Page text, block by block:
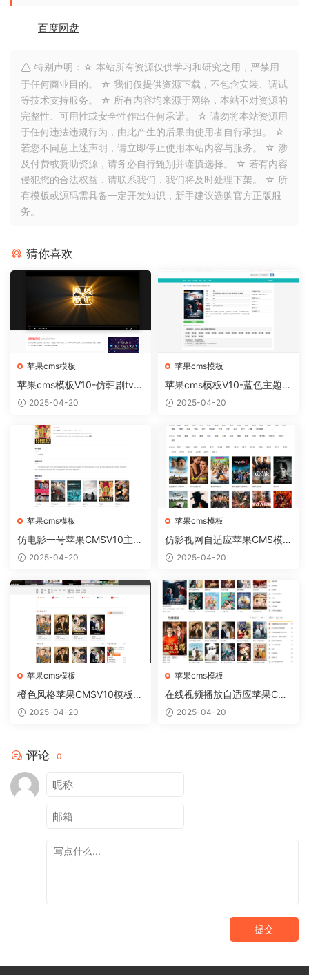
百度网盘
特别声明：☆ 本站所有资源仅供学习和研究之用，严禁用
于任何商业目的。 ☆ 我们仅提供资源下载，不包含安装、调试
等技术支持服务。 ☆ 所有内容均来源于网络，本站不对资源的
完整性、可用性或安全性作出任何承诺。 ☆ 请勿将本站资源用
于任何违法违规行为，由此产生的后果由使用者自行承担。 ☆
若您不同意上述声明，请立即停止使用本站内容与服务。 ☆ 涉
及付费或赞助资源，请务必自行甄别并谨慎选择。 ☆ 若有内容
侵犯您的合法权益，请联系我们，我们将及时处理下架。 ☆ 所
有模板或源码需具备一定开发知识，新手建议选购官方正版服
务。
猜你喜欢
苹果cms模板
苹果cms模板V10-仿韩剧tv电
脑版【正版开源】
2025-04-20
苹果cms模板
苹果cms模板V10-蓝色主题简
约模板
2025-04-20
苹果cms模板
仿电影一号苹果CMSV10主题
模板自适应
2025-04-20
苹果cms模板
仿影视网自适应苹果CMS模
板 苹果CMSV10自适应模板
2025-04-20
苹果cms模板
橙色风格苹果CMSV10模板免
费下载
2025-04-20
苹果cms模板
在线视频播放自适应苹果CM
Sv10模板
2025-04-20
评论 0
提交